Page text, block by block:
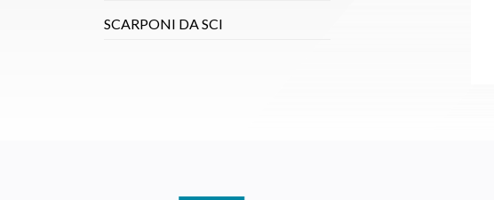
SCARPONI DA SCI